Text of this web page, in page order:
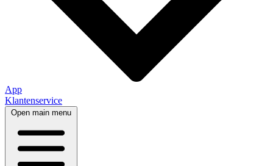
App
Klantenservice
Open main menu